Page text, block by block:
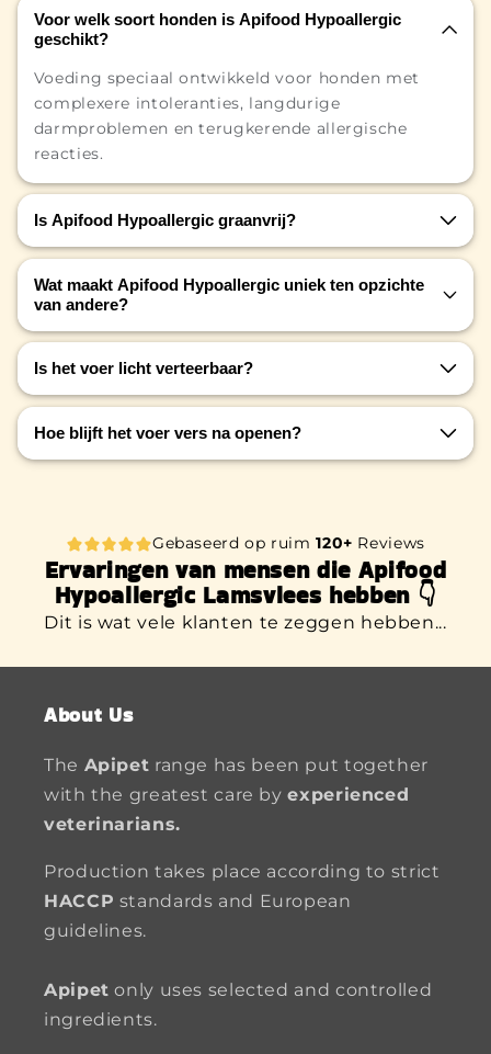
Voor welk soort honden is Apifood Hypoallergic
geschikt?
Voeding speciaal ontwikkeld voor honden met
complexere intoleranties, langdurige
darmproblemen en terugkerende allergische
reacties.
Is Apifood Hypoallergic graanvrij?
Ja, Apifood Hypoallergic is volledig graanvrij en
daarmee zeer geschikt voor honden met een
graanallergie of intolerantie.
Wat maakt Apifood Hypoallergic uniek ten opzichte
van andere?
Het is het eerste hondenvoer ter wereld met
propolis en bijenpollen, ter ondersteuning van
het immuunsysteem.Voeding speciaal ontwikkeld
langdurige darmproblemen en terugkerende
allergische reacties.
Is het voer licht verteerbaar?
Ja, Apifood Hypoallergic is geformuleerd om
gemakkelijk verteerbaar te zijn, met ingrediënten
die zacht zijn voor de maag en darmen.
Hoe blijft het voer vers na openen?
Gebaseerd op ruim120+ Reviews
Ervaringen van mensen die Apifood
Hypoallergic Lamsvlees hebben 👇
Dit is wat vele klanten te zeggen hebben...
About Us
The Apipet range has been put together
with the greatest care byexperienced
veterinarians.
Production takes place according to strict
HACCP standards and European
guidelines.
Apipet only uses selected and controlled
ingredients.